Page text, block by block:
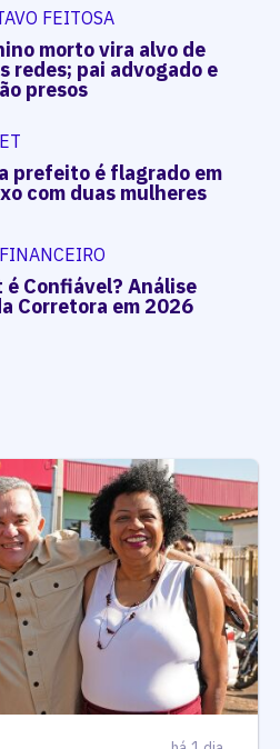
FEITOSA
morto vira alvo de
redes; pai advogado e
presos
prefeito é flagrado em
com duas mulheres
é Confiável? Análise
Corretora em 2026